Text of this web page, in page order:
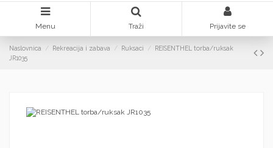
Menu Traži Prijavite se
Naslovnica Rekreacija i zabava Ruksaci
REISENTHEL torba/ruksak
JR1035